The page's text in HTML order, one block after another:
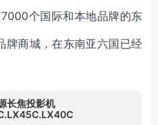
个国际和本地品牌的东
牌商城，在东南亚六国已经
长焦投影机